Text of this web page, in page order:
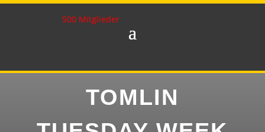
500 Mitglieder
TOMLIN